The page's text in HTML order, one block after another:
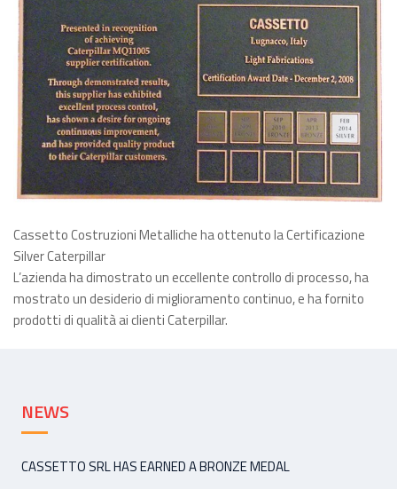
Cassetto Costruzioni Metalliche ha ottenuto la Certificazione
Silver Caterpillar
L’azienda ha dimostrato un eccellente controllo di processo, ha
mostrato un desiderio di miglioramento continuo, e ha fornito
prodotti di qualità ai clienti Caterpillar.
NEWS
CASSETTO SRL HAS EARNED A BRONZE MEDAL